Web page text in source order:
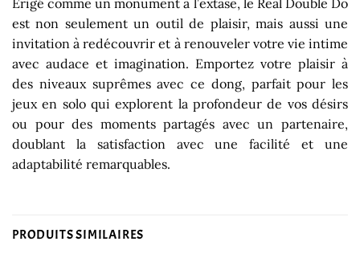
est non seulement un outil de plaisir, mais aussi une
invitation à redécouvrir et à renouveler votre vie intime
avec audace et imagination. Emportez votre plaisir à
des niveaux suprêmes avec ce dong, parfait pour les
jeux en solo qui explorent la profondeur de vos désirs
ou pour des moments partagés avec un partenaire,
doublant la satisfaction avec une facilité et une
adaptabilité remarquables.
PRODUITS SIMILAIRES